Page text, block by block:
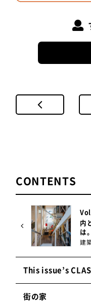
Studio Onder de
多様な人々が集ま
従来とは異なる観
に考えていく「多
し名づけました。
ど環境に作用し多
布とカーテン全体
も驚かされます。
テンではなく、そ
イトスペシフィッ
CONTENTS
内
は。
建
This issue’s
街の家